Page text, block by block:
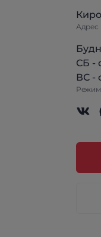
Адрес
СБ -
ВС -
Режим